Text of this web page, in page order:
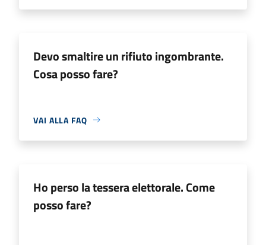
Devo smaltire un rifiuto ingombrante.
Cosa posso fare?
VAI ALLA FAQ
Ho perso la tessera elettorale. Come
posso fare?